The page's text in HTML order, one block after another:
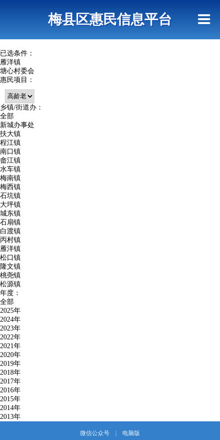
查询指引梅县区惠民信息平台
已选条件：
雁洋镇
塘心村委会
惠民项目：
乡镇/街道办：
全部
新城办事处
扶大镇
程江镇
南口镇
畲江镇
水车镇
梅南镇
梅西镇
石坑镇
大坪镇
城东镇
石扇镇
白渡镇
丙村镇
雁洋镇
松口镇
隆文镇
桃尧镇
松源镇
年度：
全部
2025年
2024年
2023年
2022年
2021年
2020年
2019年
2018年
2017年
2016年
2015年
2014年
2013年
微信公众号 电脑版